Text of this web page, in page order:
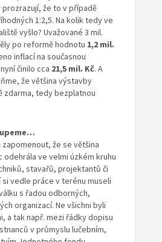
že to v případě
1:2,5. Na kolik tedy ve
vyšlo? Uvažované 3 mil.
po reformě hodnotu 1,2 mil.
inflací na současnou
činilo cca 21,5 mil. Kč. A
že většina výstavby
zdarma, tedy bezplatnou
že se většina
ve velmi úzkém kruhu
stavařů, projektantů či
vedle práce v terénu museli
s řadou odborných,
organizací. Ne všichni byli
a tak např. mezi řádky dopisu
v průmyslu lučebním,